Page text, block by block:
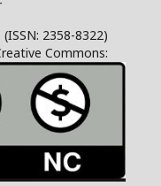
2358-8322)
Commons: